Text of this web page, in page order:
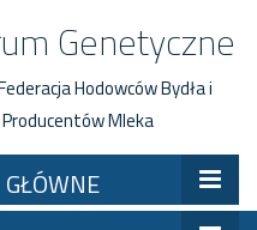
Genetyczne
Hodowców Bydła i
Producentów Mleka